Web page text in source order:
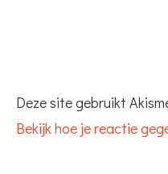
Deze site gebruikt
Bekijk hoe je reactie